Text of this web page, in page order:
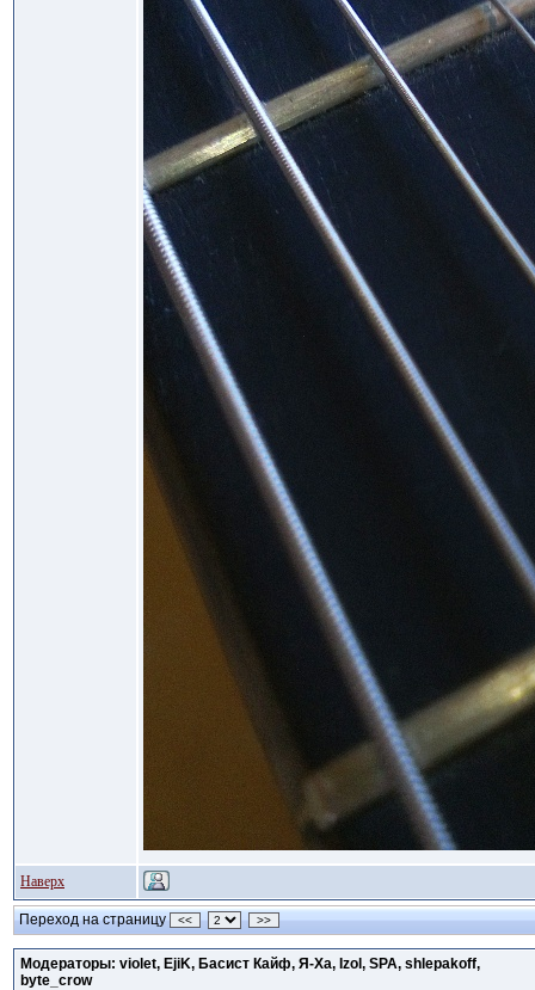
Наверх
Переход на страницу << >>
Модераторы: violet, EjiK, Басист Кайф, Я-Ха, Izol, SPA, shlepakoff,
byte_crow